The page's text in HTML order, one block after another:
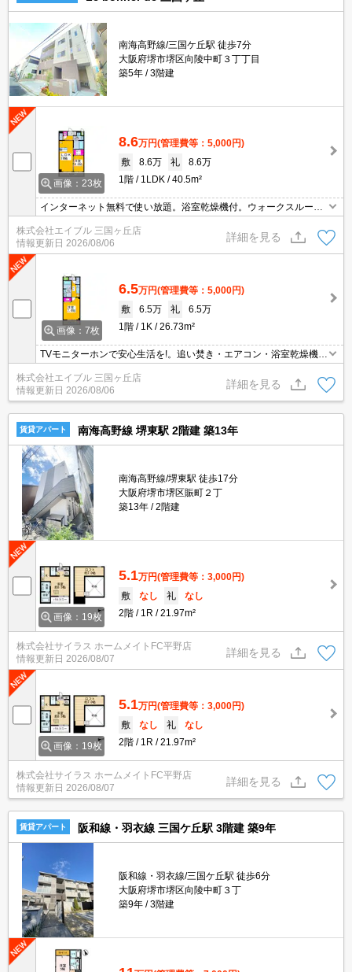
南海高野線/三国ケ丘駅 徒歩7分
大阪府堺市堺区向陵中町３丁丁目
築5年
3階建
画像：23枚
8.6万円(管理費等：5,000円)
敷
8.6万 礼
8.6万
1階
1LDK 40.5m²
インターネット無料で使い放題。浴室乾燥機付。ウォークスルーク
ローゼット付き。退去時、ルームクリーニング料金46,200円。
株式会社エイブル 三国ヶ丘店
情報更新日 2026/08/06
詳細を見る
画像：7枚
6.5万円(管理費等：5,000円)
敷
6.5万 礼
6.5万
1階
1K 26.73m²
TVモニターホンで安心生活を!。追い焚き・エアコン・浴室乾燥機付
きで設備充実!。退去時、ルームクリーニング料金40,700円。
株式会社エイブル 三国ヶ丘店
情報更新日 2026/08/06
詳細を見る
賃貸アパート 南海高野線 堺東駅 2階建 築13年
南海高野線/堺東駅 徒歩17分
大阪府堺市堺区賑町２丁
築13年
2階建
画像：19枚
5.1万円(管理費等：3,000円)
敷
なし 礼
なし
2階
1R 21.97m²
株式会社サイラス ホームメイトFC平野店
情報更新日 2026/08/07
詳細を見る
画像：19枚
5.1万円(管理費等：3,000円)
敷
なし 礼
なし
2階
1R 21.97m²
株式会社サイラス ホームメイトFC平野店
情報更新日 2026/08/07
詳細を見る
賃貸アパート 阪和線・羽衣線 三国ケ丘駅 3階建 築9年
阪和線・羽衣線/三国ケ丘駅 徒歩6分
大阪府堺市堺区向陵中町３丁
築9年
3階建